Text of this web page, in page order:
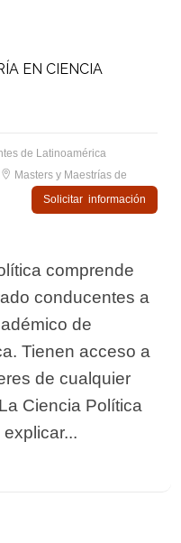
EN CIENCIA
de Latinoamérica
Masters y Maestrías de
Solicitar información
comprende
conducentes a
de
Tienen acceso a
de cualquier
Ciencia Política